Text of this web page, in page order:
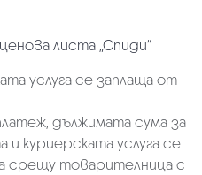
ценова листа „Спиди“
услуга се заплаща от
дължимата сума за
куриерската услуга се
срещу товарителница с